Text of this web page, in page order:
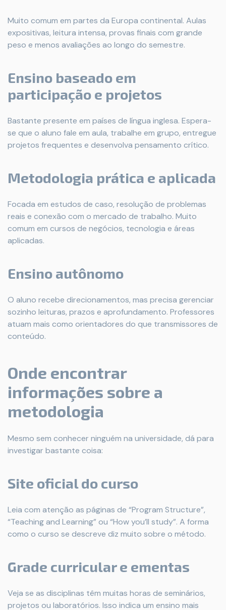
Muito comum em partes da Europa continental. Aulas
expositivas, leitura intensa, provas finais com grande
peso e menos avaliações ao longo do semestre.
Ensino baseado em
participação e projetos
Bastante presente em países de língua inglesa. Espera-
se que o aluno fale em aula, trabalhe em grupo, entregue
projetos frequentes e desenvolva pensamento crítico.
Metodologia prática e aplicada
Focada em estudos de caso, resolução de problemas
reais e conexão com o mercado de trabalho. Muito
comum em cursos de negócios, tecnologia e áreas
aplicadas.
Ensino autônomo
O aluno recebe direcionamentos, mas precisa gerenciar
sozinho leituras, prazos e aprofundamento. Professores
atuam mais como orientadores do que transmissores de
conteúdo.
Onde encontrar
informações sobre a
metodologia
Mesmo sem conhecer ninguém na universidade, dá para
investigar bastante coisa:
Site oficial do curso
Leia com atenção as páginas de “Program Structure”,
“Teaching and Learning” ou “How you’ll study”. A forma
como o curso se descreve diz muito sobre o método.
Grade curricular e ementas
Veja se as disciplinas têm muitas horas de seminários,
projetos ou laboratórios. Isso indica um ensino mais